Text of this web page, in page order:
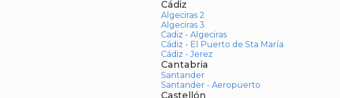
Cádiz
Algeciras 2
Algeciras 3
Cadiz - Algeciras
Cádiz - El Puerto de Sta María
Cádiz - Jerez
Cantabria
Santander
Santander - Aeropuerto
Castellón